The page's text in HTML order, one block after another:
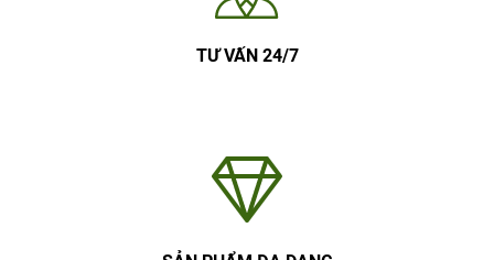
TƯ VẤN 24/7